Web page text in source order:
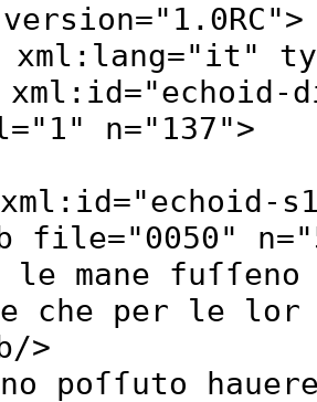
version=" 1.0RC">
xml:lang="it"
xml:id="echoid-
=" 1" n=" 137">
xml:id="echoid-
file="0050" n="
le mane
che per le lor
/>
poſſuto